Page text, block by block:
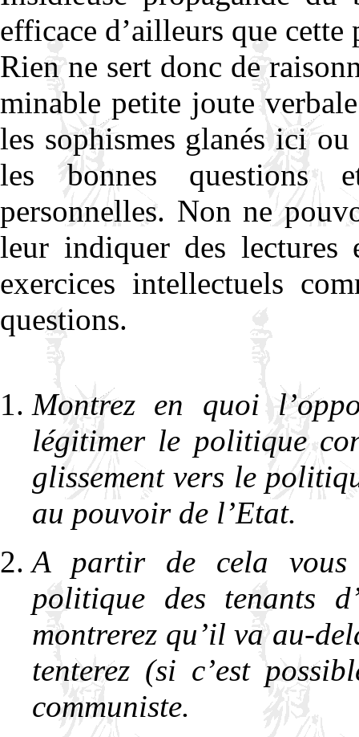
efficace d’ailleurs que
Rien ne sert donc de
minable petite joute
les sophismes glanés ici
les bonnes questions
personnelles. Non ne
leur indiquer des lectures
exercices intellectuels
questions.
Montrez en quoi
légitimer le politique
glissement vers le
au pouvoir de l’Etat.
A partir de cela vous
politique des tenants
montrerez qu’il va au-
tenterez (si c’est
communiste.